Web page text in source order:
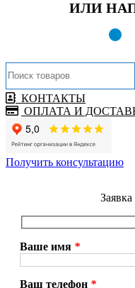
ИЛИ
КОНТАКТЫ
ОПЛАТА И
Получить консультацию
Ваше имя *
Ваш телефон *